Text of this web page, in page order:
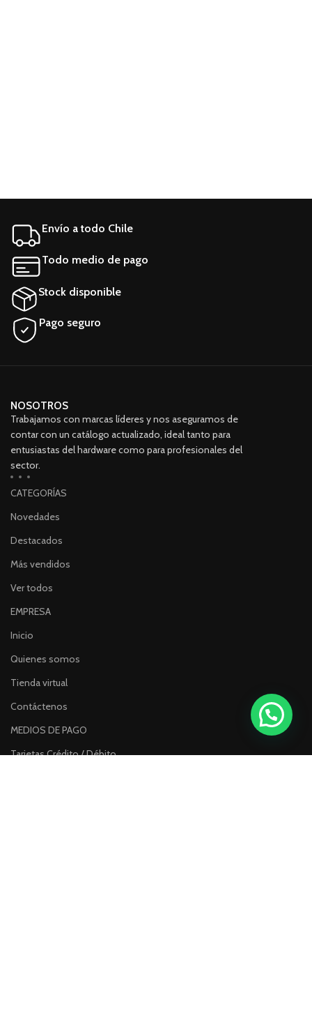
Envío a todo Chile
Todo medio de pago
Stock disponible
Pago seguro
NOSOTROS
Trabajamos con marcas líderes y nos aseguramos de
contar con un catálogo actualizado, ideal tanto para
entusiastas del hardware como para profesionales del
sector.
CATEGORÍAS
Novedades
Destacados
Más vendidos
Ver todos
EMPRESA
Inicio
Quienes somos
Tienda virtual
Contáctenos
MEDIOS DE PAGO
Tarjetas Crédito / Débito